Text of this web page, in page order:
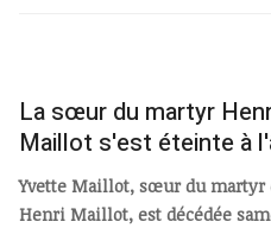
La sœur du martyr
Maillot s'est éteinte à
Yvette Maillot, sœur du martyr
Henri Maillot, est décédée